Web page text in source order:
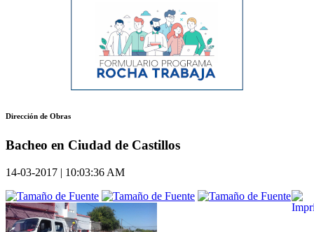
Dirección de Obras
Bacheo en Ciudad de Castillos
14-03-2017 | 10:03:36 AM